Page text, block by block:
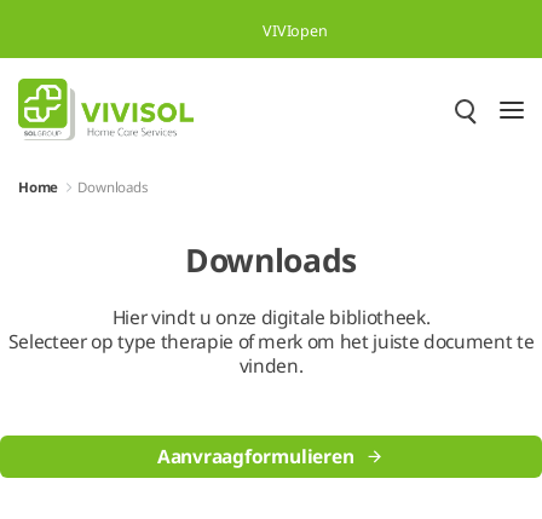
Overslaan en naar hoofdinhoud gaan
VIVIopen
Home Downloads
Downloads
Hier vindt u onze digitale bibliotheek.
Selecteer op type therapie of merk om het juiste document te
vinden.
Aanvraagformulieren